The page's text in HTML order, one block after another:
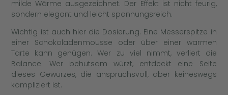
milde Wärme ausgezeichnet. Der Effekt ist nicht feurig,
sondern elegant und leicht spannungsreich.
Wichtig ist auch hier die Dosierung. Eine Messerspitze in
einer Schokoladenmousse oder über einer warmen
Tarte kann genügen. Wer zu viel nimmt, verliert die
Balance. Wer behutsam würzt, entdeckt eine Seite
dieses Gewürzes, die anspruchsvoll, aber keineswegs
kompliziert ist.